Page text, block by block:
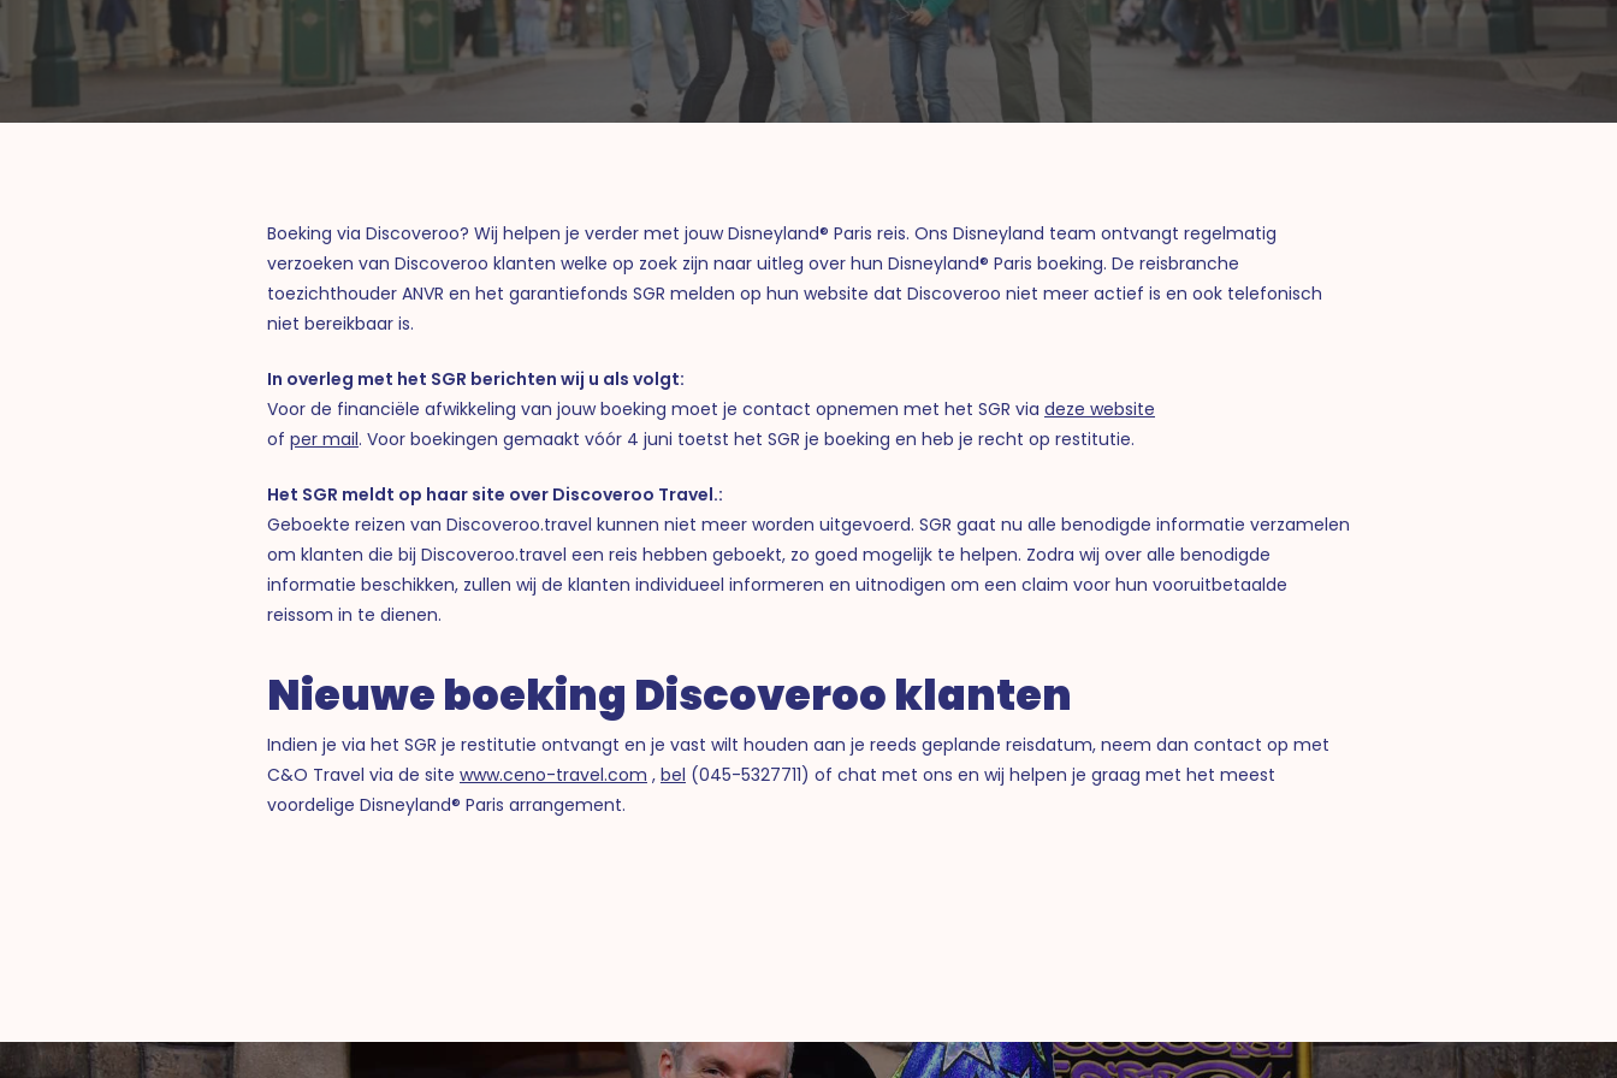
Boeking via Discoveroo? Wij helpen je verder met jouw Disneyland® Paris reis. Ons Disneyland team ontvangt regelmatig
verzoeken van Discoveroo klanten welke op zoek zijn naar uitleg over hun Disneyland® Paris boeking. De reisbranche
toezichthouder ANVR en het garantiefonds SGR melden op hun website dat Discoveroo niet meer actief is en ook telefonisch
niet bereikbaar is.
In overleg met het SGR berichten wij u als volgt:
Voor de financiële afwikkeling van jouw boeking moet je contact opnemen met het SGR via deze website
of per mail. Voor boekingen gemaakt vóór 4 juni toetst het SGR je boeking en heb je recht op restitutie.
Het SGR meldt op haar site over Discoveroo Travel.:
Geboekte reizen van Discoveroo.travel kunnen niet meer worden uitgevoerd. SGR gaat nu alle benodigde informatie verzamelen
om klanten die bij Discoveroo.travel een reis hebben geboekt, zo goed mogelijk te helpen. Zodra wij over alle benodigde
informatie beschikken, zullen wij de klanten individueel informeren en uitnodigen om een claim voor hun vooruitbetaalde
reissom in te dienen.
Nieuwe boeking Discoveroo klanten
Indien je via het SGR je restitutie ontvangt en je vast wilt houden aan je reeds geplande reisdatum, neem dan contact op met
C&O Travel via de site www.ceno-travel.com , bel (045-5327711) of chat met ons en wij helpen je graag met het meest
voordelige Disneyland® Paris arrangement.